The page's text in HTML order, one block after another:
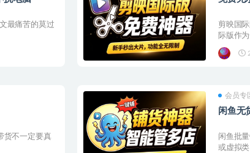
最痛苦的莫过
剪映国
际版作
货不一定要真
会员专
闲鱼无
闲鱼批
或虚拟